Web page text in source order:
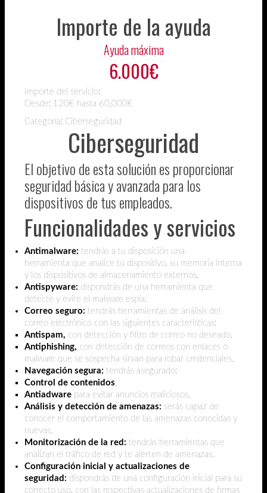
Importe de la ayuda
Ayuda máxima
6.000€
Importe del servicio:
Desde: 120€ hasta 60.000€
Categoría: Ciberseguridad
Ciberseguridad
El objetivo de esta solución es proporcionar
seguridad básica y avanzada para los
dispositivos de tus empleados.
Funcionalidades y servicios
Antimalware: tendrás a tu disposición una
herramienta que analice tu dispositivo, su memoria interna
y los dispositivos de almacenamiento externos.
Antispyware: dispondrás de una herramienta que
detecte y evite el malware espía.
Correo seguro: tendrás herramientas de análisis del
correo electrónico con las siguientes características:
Antispam, con detección y filtro de correo no deseado.
Antiphishing, con detección de correos con enlaces o
malware que se sospecha sirvan para robar credenciales.
Navegación segura: tendrás asegurado:
Control de contenidos.
Antiadware para evitar anuncios maliciosos.
Análisis y detección de amenazas: serás capaz de
conocer el comportamiento de las amenazas conocidas y
nuevas.
Monitorización de la red: tendrás herramientas que
analizan el tráfico de red y te alerten de amenazas.
Configuración inicial y actualizaciones de
seguridad: dispondrás de una configuración inicial para su
correcto uso, con las respectivas actualizaciones de firmas